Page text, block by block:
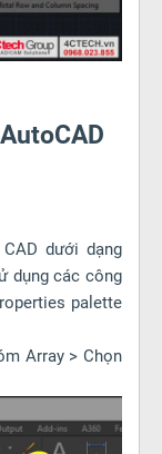
dưới dạng
dụng các công
palette
Array > Chọn